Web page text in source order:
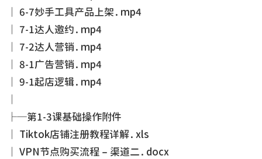
│ 6-7妙手工具产品上架.mp4
│ 7-1达人邀约.mp4
│ 7-2达人营销.mp4
│ 8-1广告营销.mp4
│ 9-1起店逻辑.mp4
├─第1-3课基础操作附件
│ Tiktok店铺注册教程详解.xls
│ VPN节点购买流程 – 渠道二.docx